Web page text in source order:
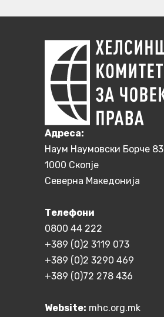
Aдреса:
Наум Наумовски Борче 83
1000 Скопје
Северна Македонија
Телефони
0800 44 222
+389 (0)2 3119 073
+389 (0)2 3290 469
+389 (0)72 278 436
Website: mhc.org.mk